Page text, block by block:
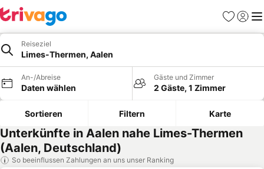
Favoriten
Reiseziel
Limes-Thermen, Aalen
An-/Abreise
Daten wählen
Gäste und Zimmer
2 Gäste, 1 Zimmer
Sortieren Filtern Karte
Unterkünfte in Aalen nahe Limes-Thermen
(Aalen, Deutschland)
So beeinflussen Zahlungen an uns unser Ranking